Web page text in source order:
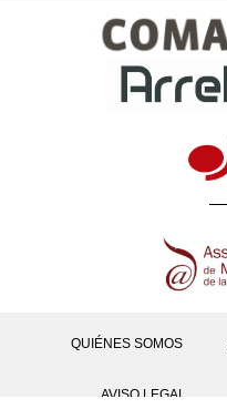
QUIÉNES SOMOS
AVISO LEGAL